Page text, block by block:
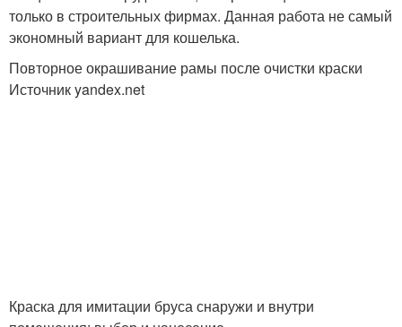
только в строительных фирмах. Данная работа не самый
экономный вариант для кошелька.
Повторное окрашивание рамы после очистки краски
Источник yandex.net
Краска для имитации бруса снаружи и внутри